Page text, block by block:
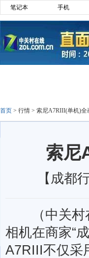
笔记本 手机
首页 > 行情 > 索尼A7RIII(单机)全
索尼
【成都
（中关村在
相机在商家“
A7RIII不仅采